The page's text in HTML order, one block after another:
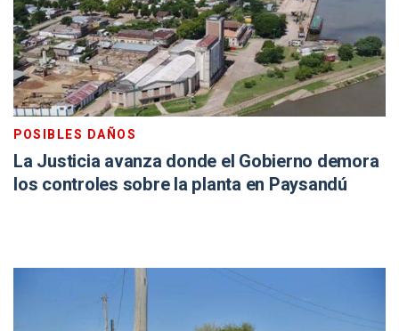
POSIBLES DAÑOS
La Justicia avanza donde el Gobierno demora
los controles sobre la planta en Paysandú